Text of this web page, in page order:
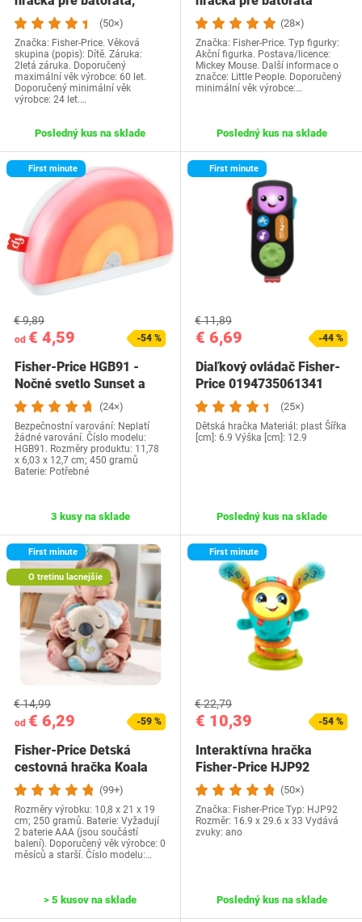
drevený xylofón,…
(50×)
Značka: Fisher-Price. Věková
skupina (popis): Dítě. Záruka:
2letá záruka. Doporučený
maximální věk výrobce: 60 let.
Doporučený minimální věk
výrobce: 24 let.…
Posledný kus na sklade
Disney…
(28×)
Značka: Fisher-Price. Typ figurky:
Akční figurka. Postava/licence:
Mickey Mouse. Další informace o
značce: Little People. Doporučený
minimální věk výrobce:…
Posledný kus na sklade
First minute
od € 4,59
€ 9,89
-54 %
Fisher-Price HGB91 -
Nočné svetlo Sunset a
hudobná skrinka…
(24×)
Bezpečnostní varování: ‎Neplatí
žádné varování. Číslo modelu:
‎HGB91. Rozměry produktu: ‎11,78
x 6,03 x 12,7 cm; 450 gramů
Baterie: Potřebné
3 kusy na sklade
First minute
€ 6,69
€ 11,89
-44 %
Diaľkový ovládač Fisher-
Price ‎0194735061341
(25×)
Dětská hračka Materiál: plast Šířka
[cm]: 6.9 Výška [cm]: 12.9
Posledný kus na sklade
First minute
O tretinu lacnejšie
od € 6,29
€ 14,99
-59 %
Fisher-Price Detská
cestovná hračka Koala
Hudobná hračka,…
(99+)
Rozměry výrobku: 10,8 x 21 x 19
cm; 250 gramů. Baterie: Vyžadují
2 baterie AAA (jsou součástí
balení). Doporučený věk výrobce: 0
měsíců a starší. Číslo modelu:…
> 5 kusov na sklade
First minute
€ 10,39
€ 22,79
-54 %
Interaktívna hračka
Fisher-Price HJP92
(50×)
Značka: Fisher-Price Typ: HJP92
Rozměr: 16.9 x 29.6 x 33 Vydává
zvuky: ano
Posledný kus na sklade